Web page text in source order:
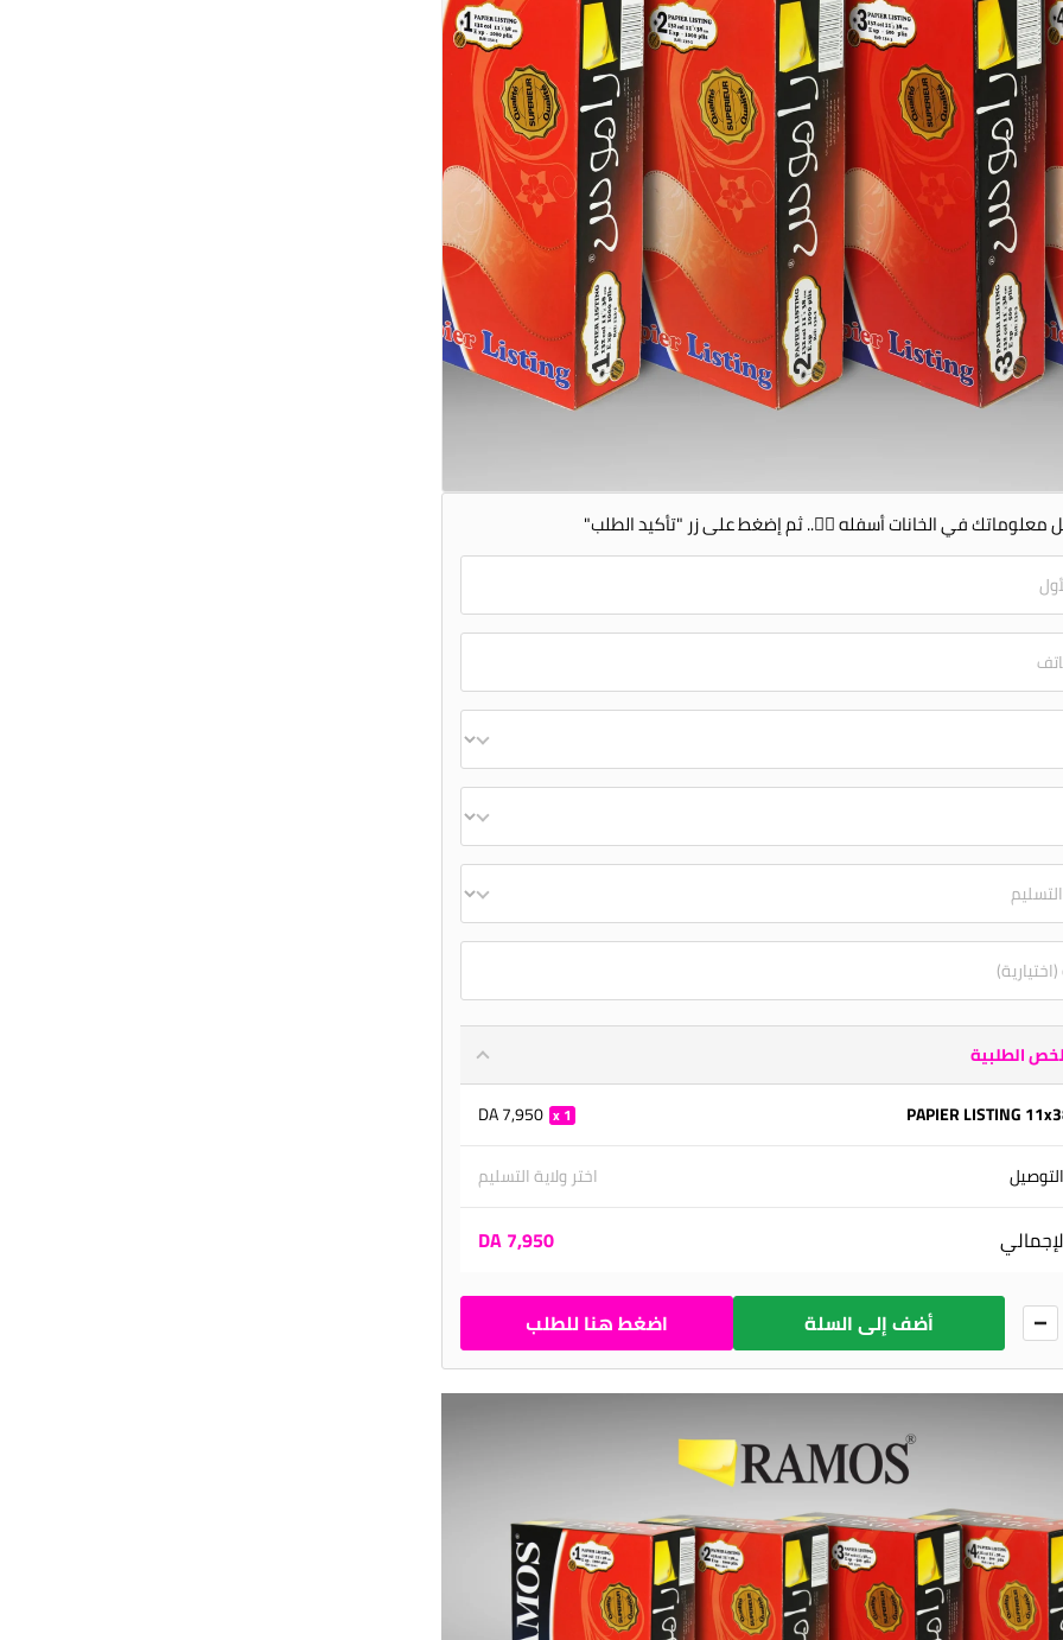
معلوماتك في الخانات أسفله 👇🏻.. ثم إضغط على زر "تأكيد الطلب"
الطلبية
PAPIER LISTING
1
7,950 DA
اختر ولاية التسليم
7,950 DA
أضف إلى السلة اضغط هنا للطلب